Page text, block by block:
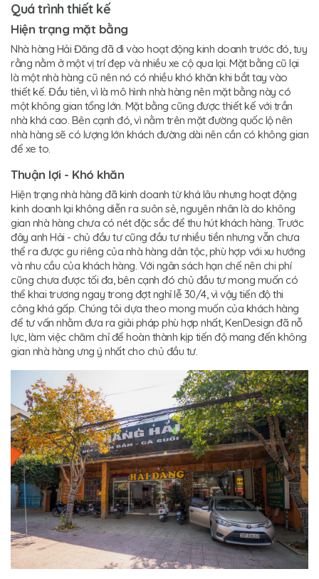
Quá trình thiết kế
Hiện trạng mặt bằng
Nhà hàng Hải Đăng đã đi vào hoạt động kinh doanh trước đó, tuy
rằng nằm ở một vị trí đẹp và nhiều xe cộ qua lại. Mặt bằng cũ lại
là một nhà hàng cũ nên nó có nhiều khó khăn khi bắt tay vào
thiết kế. Đầu tiên, vì là mô hình nhà hàng nên mặt bằng này có
một không gian tổng lớn. Mặt bằng cũng được thiết kế với trần
nhà khá cao. Bên cạnh đó, vì nằm trên mặt đường quốc lộ nên
nhà hàng sẽ có lượng lớn khách đường dài nên cần có không gian
để xe to.
Thuận lợi - Khó khăn
Hiện trạng nhà hàng đã kinh doanh từ khá lâu nhưng hoạt động
kinh doanh lại không diễn ra suôn sẻ, nguyên nhân là do không
gian nhà hàng chưa có nét đặc sắc để thu hút khách hàng. Trước
đây anh Hải - chủ đầu tư cũng đầu tư nhiều tiền nhưng vẫn chưa
thể ra được gu riêng của nhà hàng dân tộc, phù hợp với xu hướng
và nhu cầu của khách hàng. Với ngân sách hạn chế nên chi phí
cũng chưa được tối đa, bên cạnh đó chủ đầu tư mong muốn có
thể khai trương ngay trong đợt nghỉ lễ 30/4, vì vậy tiến độ thi
công khá gấp. Chúng tôi dựa theo mong muốn của khách hàng
để tư vấn nhằm đưa ra giải pháp phù hợp nhất, KenDesign đã nỗ
lực, làm việc chăm chỉ để hoàn thành kịp tiến độ mang đến không
gian nhà hàng ưng ý nhất cho chủ đầu tư.